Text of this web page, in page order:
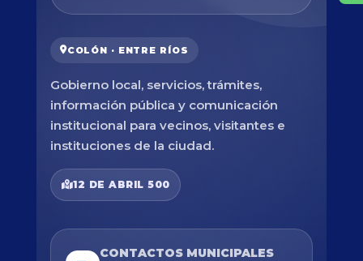
COLÓN · ENTRE RÍOS
Gobierno local, servicios, trámites,
información pública y comunicación
institucional para vecinos, visitantes e
instituciones de la ciudad.
12 DE ABRIL 500
CONTACTOS MUNICIPALES